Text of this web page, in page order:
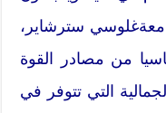
سترشاير،
من مصادر القوة
التي تتوفر في